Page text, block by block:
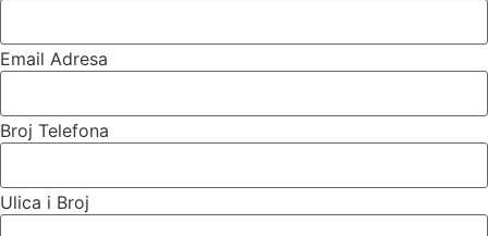
Email Adresa
Broj Telefona
Ulica i Broj